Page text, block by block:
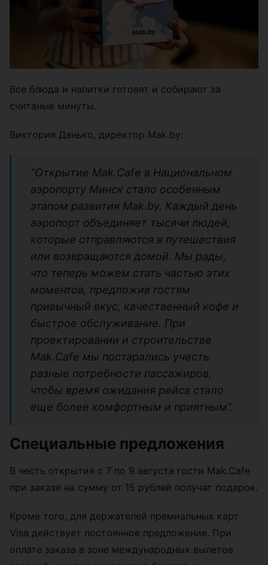
Все блюда и напитки готовят и собирают за
считаные минуты.
Виктория Данько, директор Mak.by:
“Открытие Mak.Cafe в Национальном
аэропорту Минск стало особенным
этапом развития Mak.by. Каждый день
аэропорт объединяет тысячи людей,
которые отправляются в путешествия
или возвращаются домой. Мы рады,
что теперь можем стать частью этих
моментов, предложив гостям
привычный вкус, качественный кофе и
быстрое обслуживание. При
проектировании и строительстве
Mak.Cafe мы постарались учесть
разные потребности пассажиров,
чтобы время ожидания рейса стало
еще более комфортным и приятным”.
Специальные предложения
В честь открытия с 7 по 9 августа гости Mak.Cafe
при заказе на сумму от 15 рублей получат подарок.
Кроме того, для держателей премиальных карт
Visa действует постоянное предложение. При
оплате заказа в зоне международных вылетов